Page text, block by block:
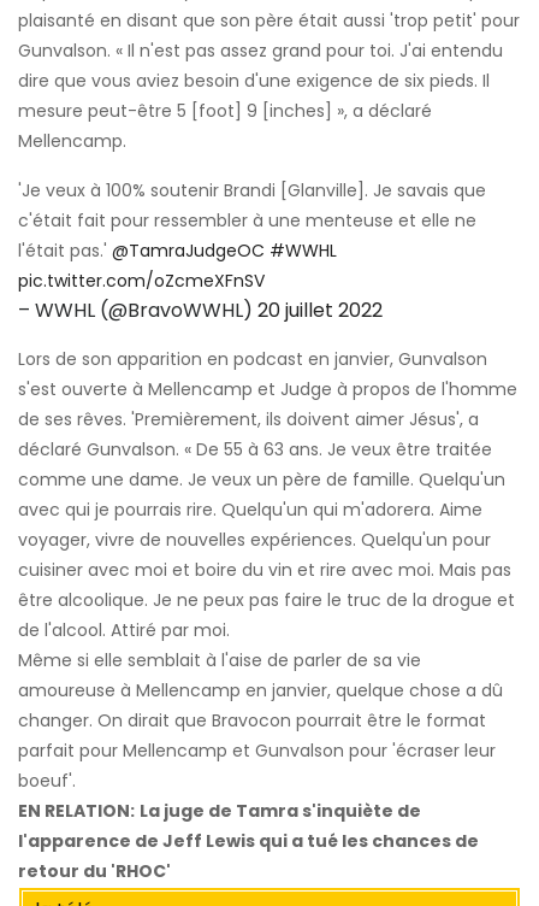
plaisanté en disant que son père était aussi 'trop ​​​​petit' pour
Gunvalson. « Il n'est pas assez grand pour toi. J'ai entendu
dire que vous aviez besoin d'une exigence de six pieds. Il
mesure peut-être 5 [foot] 9 [inches] », a déclaré
Mellencamp.
'Je veux à 100% soutenir Brandi [Glanville]. Je savais que
c'était fait pour ressembler à une menteuse et elle ne
l'était pas.' @TamraJudgeOC #WWHL
pic.twitter.com/oZcmeXFnSV
– WWHL (@BravoWWHL) 20 juillet 2022
Lors de son apparition en podcast en janvier, Gunvalson
s'est ouverte à Mellencamp et Judge à propos de l'homme
de ses rêves. 'Premièrement, ils doivent aimer Jésus', a
déclaré Gunvalson. « De 55 à 63 ans. Je veux être traitée
comme une dame. Je veux un père de famille. Quelqu'un
avec qui je pourrais rire. Quelqu'un qui m'adorera. Aime
voyager, vivre de nouvelles expériences. Quelqu'un pour
cuisiner avec moi et boire du vin et rire avec moi. Mais pas
être alcoolique. Je ne peux pas faire le truc de la drogue et
de l'alcool. Attiré par moi.
Même si elle semblait à l'aise de parler de sa vie
amoureuse à Mellencamp en janvier, quelque chose a dû
changer. On dirait que Bravocon pourrait être le format
parfait pour Mellencamp et Gunvalson pour 'écraser leur
boeuf'.
EN RELATION: La juge de Tamra s'inquiète de
l'apparence de Jeff Lewis qui a tué les chances de
retour du 'RHOC'